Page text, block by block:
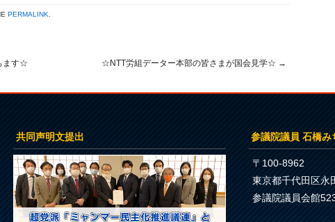
PERMALINK
ます☆ ☆NTT労組データー本部の皆さまが国会見学☆ →
共同声明文提出 参議院議員 石橋
〒100-8962
東京都千代田区永
参議院議員会館